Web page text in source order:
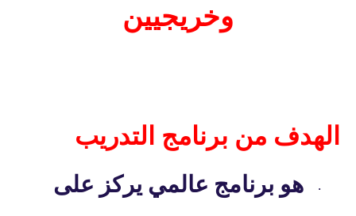
وخريجيين
الهدف من برنامج التدريب
·
هو برنامج عالمي يركز على